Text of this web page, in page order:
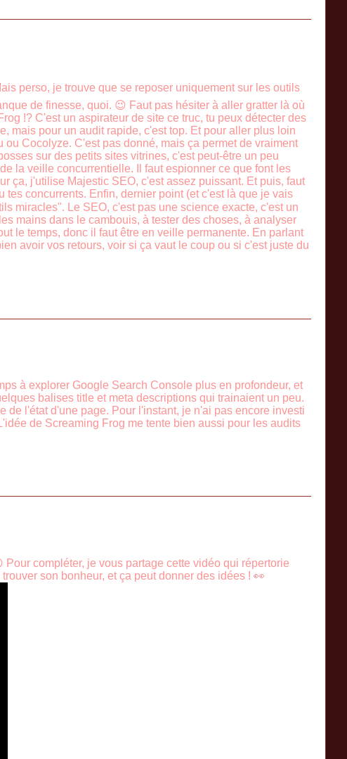
perso, je trouve que se reposer uniquement sur les outils
de finesse, quoi. 😉 Faut pas hésiter à aller gratter là où
!? C'est un aspirateur de site ce truc, tu peux détecter des
mais pour un audit rapide, c'est top. Et pour aller plus loin
Cocolyze. C'est pas donné, mais ça permet de vraiment
sur des petits sites vitrines, c'est peut-être un peu
la veille concurrentielle. Il faut espionner ce que font les
ça, j'utilise Majestic SEO, c'est assez puissant. Et puis, faut
concurrents. Enfin, dernier point (et c'est là que je vais
miracles". Le SEO, c'est pas une science exacte, c'est un
mains dans le cambouis, à tester des choses, à analyser
le temps, donc il faut être en veille permanente. En parlant
avoir vos retours, voir si ça vaut le coup ou si c'est juste du
à explorer Google Search Console plus en profondeur, et
balises title et meta descriptions qui trainaient un peu.
l'état d'une page. Pour l'instant, je n'ai pas encore investi
de Screaming Frog me tente bien aussi pour les audits
compléter, je vous partage cette vidéo qui répertorie
son bonheur, et ça peut donner des idées ! 👀